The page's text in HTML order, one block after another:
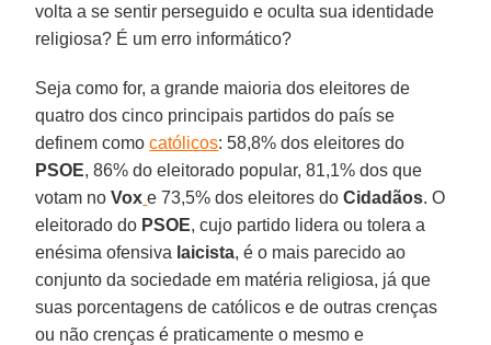
volta a se sentir perseguido e oculta sua identidade
religiosa? É um erro informático?
Seja como for, a grande maioria dos eleitores de
quatro dos cinco principais partidos do país se
definem comocatólicos: 58,8% dos eleitores do
PSOE, 86% do eleitorado popular, 81,1% dos que
votam noVox e 73,5% dos eleitores doCidadãos. O
eleitorado do PSOE, cujo partido lidera ou tolera a
enésima ofensiva laicista, é o mais parecido ao
conjunto da sociedade em matéria religiosa, já que
suas porcentagens de católicos e de outras crenças
ou não crenças é praticamente o mesmo e